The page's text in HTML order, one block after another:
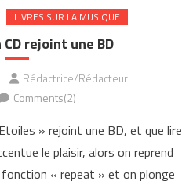
LIVRES SUR LA MUSIQUE
rejoint une BD
Rédactrice/Rédacteur
Comments(2)
» rejoint une BD, et que lire
le plaisir, alors on reprend
« repeat » et on plonge